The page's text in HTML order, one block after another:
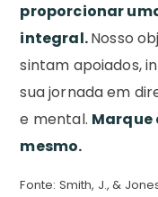
proporcionar
integral.Nosso
sintam apoiados,
sua jornada em
e mental. Marque
mesmo.
Fonte: Smith, J., &